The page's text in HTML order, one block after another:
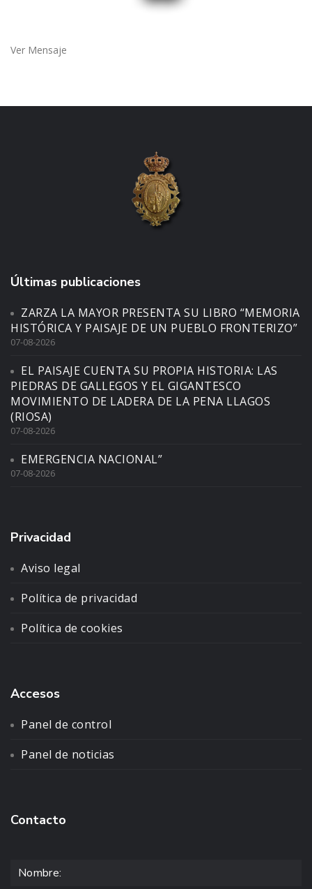
Ver Mensaje
Últimas publicaciones
ZARZA LA MAYOR PRESENTA SU LIBRO “MEMORIA
HISTÓRICA Y PAISAJE DE UN PUEBLO FRONTERIZO”
07-08-2026
EL PAISAJE CUENTA SU PROPIA HISTORIA: LAS
PIEDRAS DE GALLEGOS Y EL GIGANTESCO
MOVIMIENTO DE LADERA DE LA PENA LLAGOS
(RIOSA)
07-08-2026
EMERGENCIA NACIONAL”
07-08-2026
Privacidad
Aviso legal
Política de privacidad
Política de cookies
Accesos
Panel de control
Panel de noticias
Contacto